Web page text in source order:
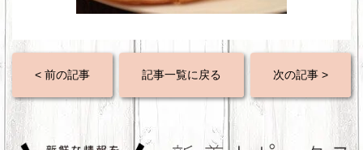
< 前の記事 記事一覧に戻る 次の記事 >